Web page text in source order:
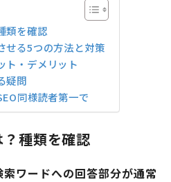
類を確認
せる5つの方法と対策
ト・デメリット
疑問
同様読者第一で
種類を確認
索ワードへの回答部分が通常